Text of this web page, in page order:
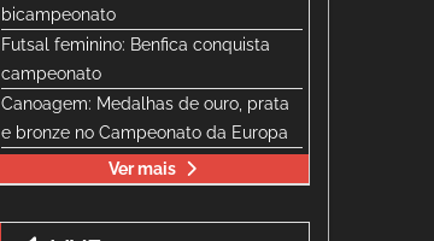
bicampeonato
Futsal feminino: Benfica conquista
campeonato
Canoagem: Medalhas de ouro, prata
e bronze no Campeonato da Europa
Ver mais